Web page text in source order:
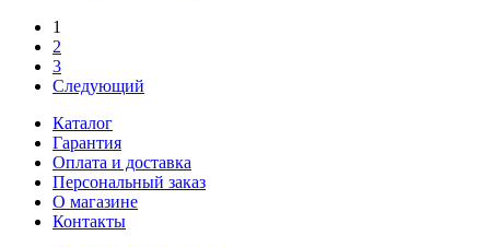
1
2
3
Следующий
Каталог
Гарантия
Оплата и доставка
Персональный заказ
О магазине
Контакты